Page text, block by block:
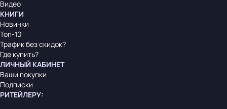
Видео
КНИГИ
Новинки
Топ-10
Трафик без скидок?
Где купить?
ЛИЧНЫЙ КАБИНЕТ
Ваши покупки
Подписки
РИТЕЙЛЕРУ: